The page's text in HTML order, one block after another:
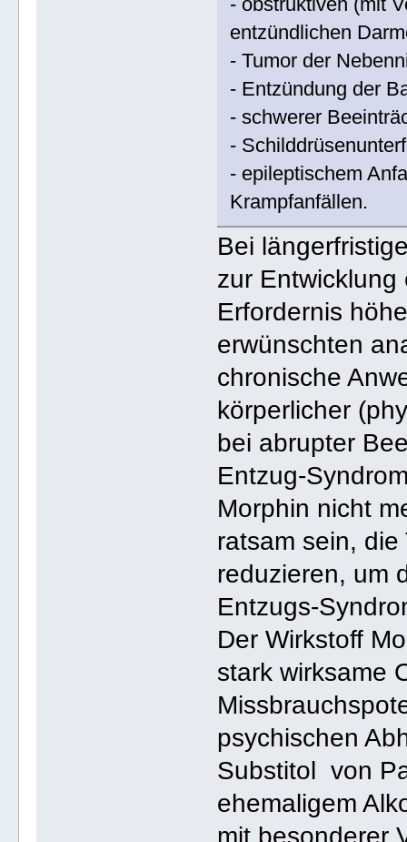
entzündlichen
- Tumor der
- Entzündung der
- schwerer
-
- epileptischem
Krampfanfällen.
Bei
zur Entwicklung
Erfordernis
erwünschten
chronische
körperlicher
bei abrupter
Entzug-
Morphin nicht
ratsam sein, die
reduzieren, um
Entzugs-
Der Wirkstoff
stark wirksame
psychischen
Substitol von
ehemaligem
mit besonderer